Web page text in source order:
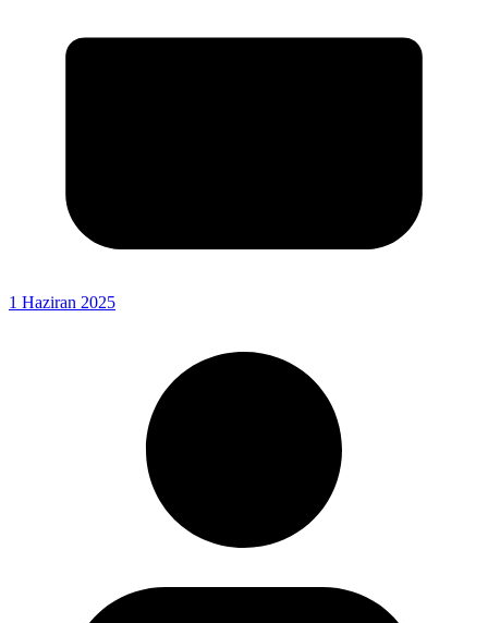
1 Haziran 2025